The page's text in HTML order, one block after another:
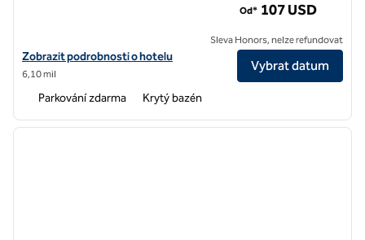
Zobrazit detaily hotelu Hilton Garden Inn Fremont Milpitas
Zobrazit podrobnosti o hotelu
6,10 mil
Od* 107 USD
Sleva Honors, nelze refundovat
Vybrat datum
Parkování zdarma Krytý bazén
1 z 12
další